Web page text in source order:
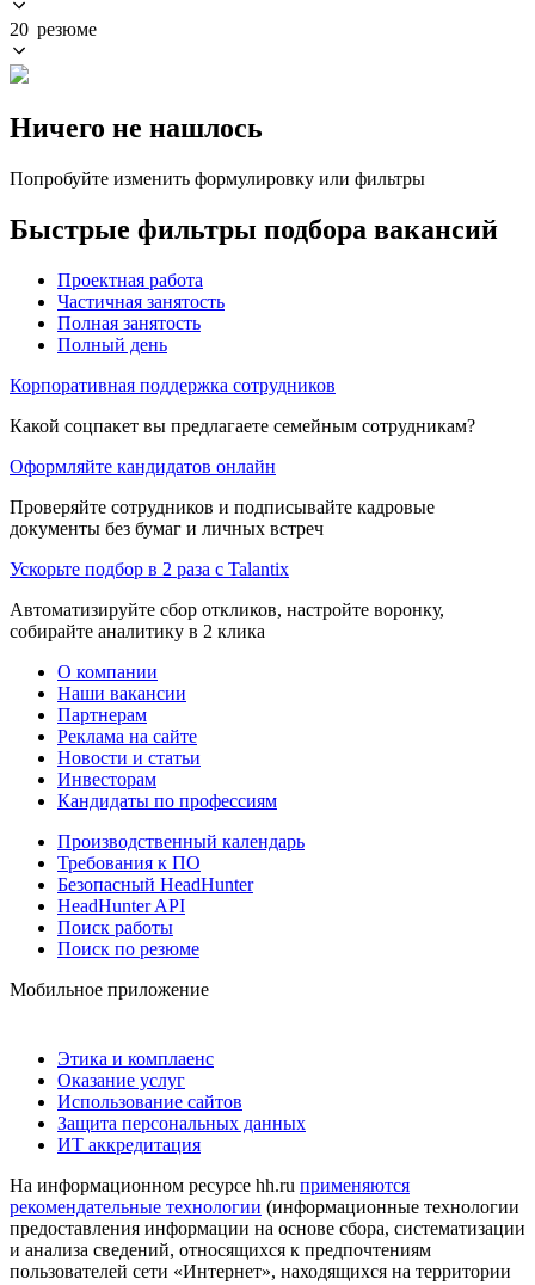
20 резюме
Ничего не нашлось
Попробуйте изменить формулировку или фильтры
Быстрые фильтры подбора вакансий
Проектная работа
Частичная занятость
Полная занятость
Полный день
Корпоративная поддержка сотрудников
Какой соцпакет вы предлагаете семейным сотрудникам?
Оформляйте кандидатов онлайн
Проверяйте сотрудников и подписывайте кадровые
документы без бумаг и личных встреч
Ускорьте подбор в 2 раза с Talantix
Автоматизируйте сбор откликов, настройте воронку,
собирайте аналитику в 2 клика
О компании
Наши вакансии
Партнерам
Реклама на сайте
Новости и статьи
Инвесторам
Кандидаты по профессиям
Производственный календарь
Требования к ПО
Безопасный HeadHunter
HeadHunter API
Поиск работы
Поиск по резюме
Мобильное приложение
Этика и комплаенс
Оказание услуг
Использование сайтов
Защита персональных данных
ИТ аккредитация
На информационном ресурсе hh.ru применяются
рекомендательные технологии (информационные технологии
предоставления информации на основе сбора, систематизации
и анализа сведений, относящихся к предпочтениям
пользователей сети «Интернет», находящихся на территории